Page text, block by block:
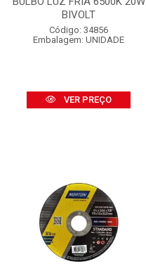
BIVOLT
Código: 34856
Embalagem: UNIDADE
VER PREÇO